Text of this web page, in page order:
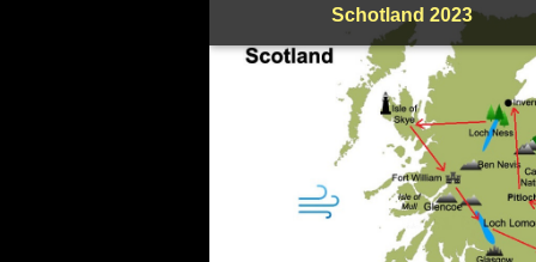
Schotland 2023